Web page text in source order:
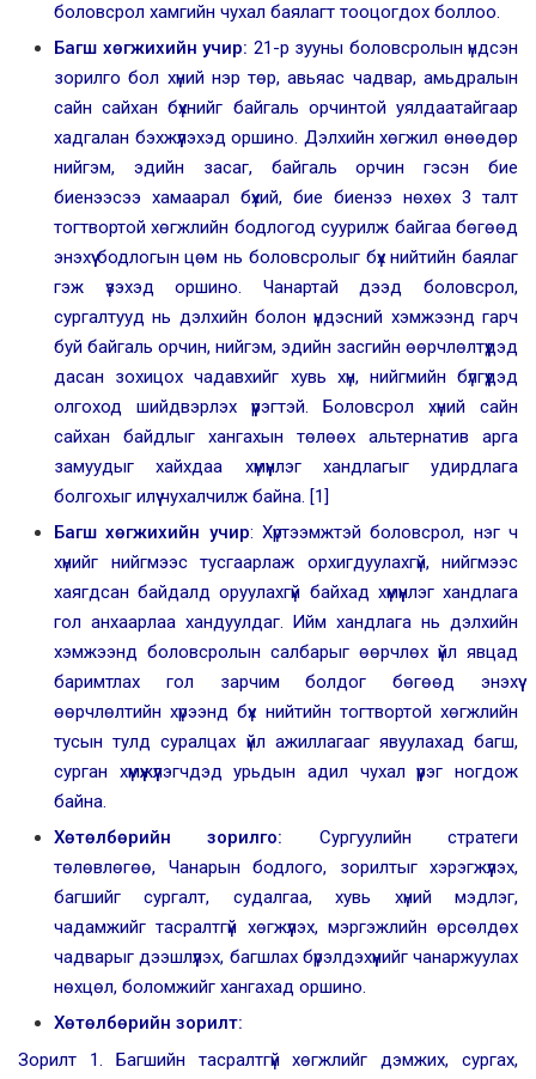
боловсрол хамгийн чухал баялагт тооцогдох боллоо.
Багш хөгжихийн учир: 21-р зууны боловсролын үндсэн
зорилго бол хүний нэр төр, авьяас чадвар, амьдралын
сайн сайхан бүхнийг байгаль орчинтой уялдаатайгаар
хадгалан бэхжүүлэхэд оршино. Дэлхийн хөгжил өнөөдөр
нийгэм, эдийн засаг, байгаль орчин гэсэн бие
биенээсээ хамаарал бүхий, бие биенээ нөхөх 3 талт
тогтвортой хөгжлийн бодлогод суурилж байгаа бөгөөд
энэхүү бодлогын цөм нь боловсролыг бүх нийтийн баялаг
гэж үзэхэд оршино. Чанартай дээд боловсрол,
сургалтууд нь дэлхийн болон үндэсний хэмжээнд гарч
буй байгаль орчин, нийгэм, эдийн засгийн өөрчлөлтүүдэд
дасан зохицох чадавхийг хувь хүн, нийгмийн бүлгүүдэд
олгоход шийдвэрлэх үүрэгтэй. Боловсрол хүний сайн
сайхан байдлыг хангахын төлөөх альтернатив арга
замуудыг хайхдаа хүмүүнлэг хандлагыг удирдлага
болгохыг илүү чухалчилж байна. [1]
Багш хөгжихийн учир: Хүртээмжтэй боловсрол, нэг ч
хүнийг нийгмээс тусгаарлаж орхигдуулахгүй, нийгмээс
хаягдсан байдалд оруулахгүй байхад хүмүүнлэг хандлага
гол анхаарлаа хандуулдаг. Ийм хандлага нь дэлхийн
хэмжээнд боловсролын салбарыг өөрчлөх үйл явцад
баримтлах гол зарчим болдог бөгөөд энэхүү
өөрчлөлтийн хүрээнд бүх нийтийн тогтвортой хөгжлийн
тусын тулд суралцах үйл ажиллагааг явуулахад багш,
сурган хүмүүжүүлэгчдэд урьдын адил чухал үүрэг ногдож
байна.
Хөтөлбөрийн зорилго: Сургуулийн стратеги
төлөвлөгөө, Чанарын бодлого, зорилтыг хэрэгжүүлэх,
багшийг сургалт, судалгаа, хувь хүний мэдлэг,
чадамжийг тасралтгүй хөгжүүлэх, мэргэжлийн өрсөлдөх
чадварыг дээшлүүлэх, багшлах бүрэлдэхүүнийг чанаржуулах
нөхцөл, боломжийг хангахад оршино.
Хөтөлбөрийн зорилт:
Зорилт 1. Багшийн тасралтгүй хөгжлийг дэмжих, сургах,